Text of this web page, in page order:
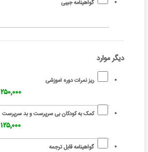
گواهینامه جیبی
دیگر موارد
ریز نمرات دوره آموزشی
۲۵۰,۰۰۰ تومان
کمک به کودکان بی سرپرست و بد سرپرست
۱۲۵,۰۰۰ تومان
گواهینامه قابل ترجمه